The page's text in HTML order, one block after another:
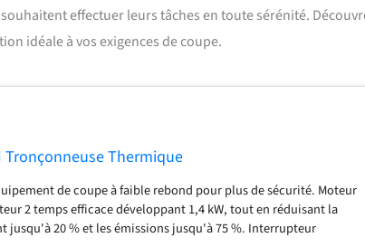
effectuer leurs tâches en toute sérénité.
idéale à vos exigences de coupe.
Tronçonneuse Thermique
de coupe à faible rebond pour plus de sécurité. Moteur
2 temps efficace développant 1,4 kW, tout en réduisant la
jusqu'à 20 % et les émissions jusqu'à 75 %. Interrupteur